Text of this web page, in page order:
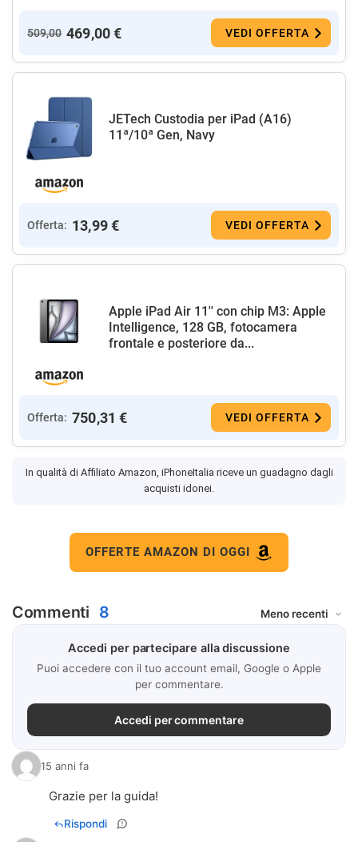
509,00 469,00 € VEDI OFFERTA
JETech Custodia per iPad (A16)
11ª/10ª Gen, Navy
Offerta: 13,99 € VEDI OFFERTA
Apple iPad Air 11'' con chip M3: Apple
Intelligence, 128 GB, fotocamera
frontale e posteriore da...
Offerta: 750,31 € VEDI OFFERTA
In qualità di Affiliato Amazon, iPhoneItalia riceve un guadagno dagli
acquisti idonei.
OFFERTE AMAZON DI OGGI
Commenti 8
Accedi per partecipare alla discussione
Puoi accedere con il tuo account email, Google o Apple
per commentare.
Accedi per commentare
15 anni fa
Grazie per la guida!
Rispondi